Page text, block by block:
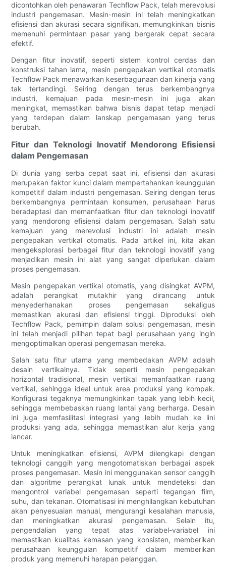
dicontohkan oleh penawaran Techflow Pack, telah merevolusi
industri pengemasan. Mesin-mesin ini telah meningkatkan
efisiensi dan akurasi secara signifikan, memungkinkan bisnis
memenuhi permintaan pasar yang bergerak cepat secara
efektif.
Dengan fitur inovatif, seperti sistem kontrol cerdas dan
konstruksi tahan lama, mesin pengepakan vertikal otomatis
Techflow Pack menawarkan keserbagunaan dan kinerja yang
tak tertandingi. Seiring dengan terus berkembangnya
industri, kemajuan pada mesin-mesin ini juga akan
meningkat, memastikan bahwa bisnis dapat tetap menjadi
yang terdepan dalam lanskap pengemasan yang terus
berubah.
Fitur dan Teknologi Inovatif Mendorong Efisiensi
dalam Pengemasan
Di dunia yang serba cepat saat ini, efisiensi dan akurasi
merupakan faktor kunci dalam mempertahankan keunggulan
kompetitif dalam industri pengemasan. Seiring dengan terus
berkembangnya permintaan konsumen, perusahaan harus
beradaptasi dan memanfaatkan fitur dan teknologi inovatif
yang mendorong efisiensi dalam pengemasan. Salah satu
kemajuan yang merevolusi industri ini adalah mesin
pengepakan vertikal otomatis. Pada artikel ini, kita akan
mengeksplorasi berbagai fitur dan teknologi inovatif yang
menjadikan mesin ini alat yang sangat diperlukan dalam
proses pengemasan.
Mesin pengepakan vertikal otomatis, yang disingkat AVPM,
adalah perangkat mutakhir yang dirancang untuk
menyederhanakan proses pengemasan sekaligus
memastikan akurasi dan efisiensi tinggi. Diproduksi oleh
Techflow Pack, pemimpin dalam solusi pengemasan, mesin
ini telah menjadi pilihan tepat bagi perusahaan yang ingin
mengoptimalkan operasi pengemasan mereka.
Salah satu fitur utama yang membedakan AVPM adalah
desain vertikalnya. Tidak seperti mesin pengepakan
horizontal tradisional, mesin vertikal memanfaatkan ruang
vertikal, sehingga ideal untuk area produksi yang kompak.
Konfigurasi tegaknya memungkinkan tapak yang lebih kecil,
sehingga membebaskan ruang lantai yang berharga. Desain
ini juga memfasilitasi integrasi yang lebih mudah ke lini
produksi yang ada, sehingga memastikan alur kerja yang
lancar.
Untuk meningkatkan efisiensi, AVPM dilengkapi dengan
teknologi canggih yang mengotomatiskan berbagai aspek
proses pengemasan. Mesin ini menggunakan sensor canggih
dan algoritme perangkat lunak untuk mendeteksi dan
mengontrol variabel pengemasan seperti tegangan film,
suhu, dan tekanan. Otomatisasi ini menghilangkan kebutuhan
akan penyesuaian manual, mengurangi kesalahan manusia,
dan meningkatkan akurasi pengemasan. Selain itu,
pengendalian yang tepat atas variabel-variabel ini
memastikan kualitas kemasan yang konsisten, memberikan
perusahaan keunggulan kompetitif dalam memberikan
produk yang memenuhi harapan pelanggan.